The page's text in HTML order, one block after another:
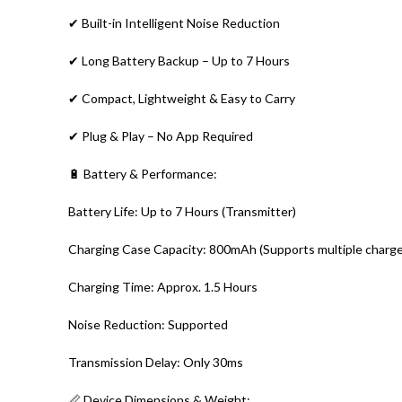
✔ Built-in Intelligent Noise Reduction
✔ Long Battery Backup – Up to 7 Hours
✔ Compact, Lightweight & Easy to Carry
✔ Plug & Play – No App Required
🔋 Battery & Performance:
Battery Life: Up to 7 Hours (Transmitter)
Charging Case Capacity: 800mAh (Supports multiple
Charging Time: Approx. 1.5 Hours
Noise Reduction: Supported
Transmission Delay: Only 30ms